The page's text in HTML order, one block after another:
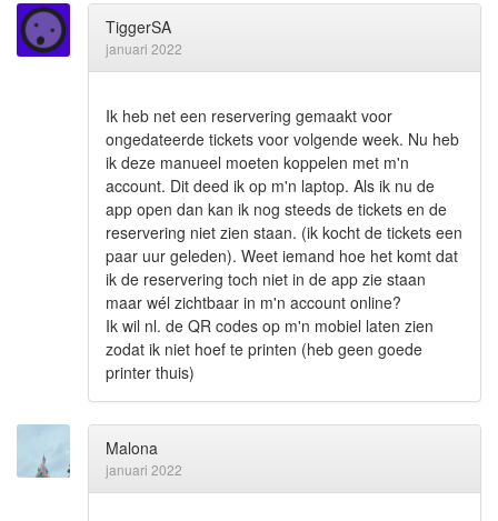
TiggerSA
januari 2022
Ik heb net een reservering gemaakt voor
ongedateerde tickets voor volgende week. Nu heb
ik deze manueel moeten koppelen met m'n
account. Dit deed ik op m'n laptop. Als ik nu de
app open dan kan ik nog steeds de tickets en de
reservering niet zien staan. (ik kocht de tickets een
paar uur geleden). Weet iemand hoe het komt dat
ik de reservering toch niet in de app zie staan
maar wél zichtbaar in m'n account online?
Ik wil nl. de QR codes op m'n mobiel laten zien
zodat ik niet hoef te printen (heb geen goede
printer thuis)
Malona
januari 2022